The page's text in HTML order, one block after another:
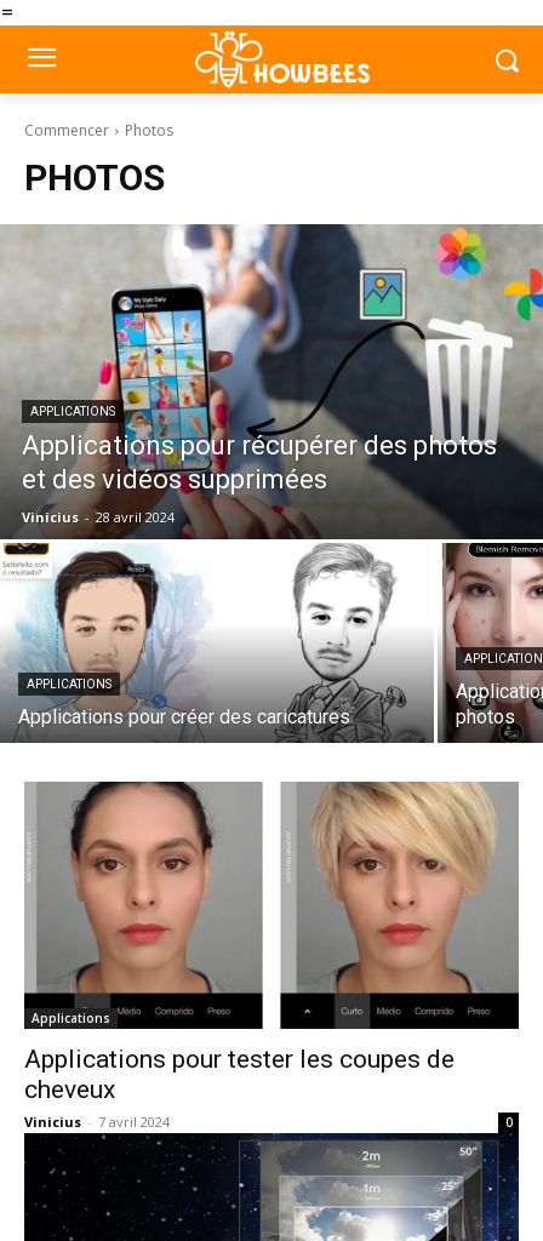
=
Commencer Photos
PHOTOS
APPLICATIONS
Applications pour récupérer des photos
et des vidéos supprimées
Vinicius - 28 avril 2024
APPLICATIONS
Applications pour créer des caricatures
photos
Applications
Applications pour tester les coupes de
cheveux
Vinicius - 7 avril 2024 0